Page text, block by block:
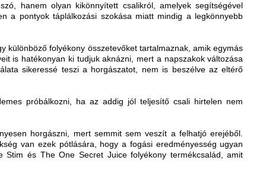
hanem olyan kikönnyített csalikról, amelyek segítségével
a pontyok táplálkozási szokása miatt mindig a legkönnyebb
különböző folyékony összetevőket tartalmaznak, amik egymás
is hatékonyan ki tudjuk aknázni, mert a napszakok változása
sikeressé teszi a horgászatot, nem is beszélve az eltérő
próbálkozni, ha az addig jól teljesítő csali hirtelen nem
horgászni, mert semmit sem veszít a felhatjó erejéből.
van ezek pótlására, hogy a fogási eredményesség ugyan
és The One Secret Juice folyékony termékcsalád, amit